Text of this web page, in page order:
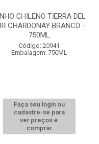
CHILENO TIERRA DEL
CHARDONAY BRANCO -
750ML
Código: 20941
Embalagem: 750ML
Faça seu login ou
cadastre-se para
ver preços e
comprar